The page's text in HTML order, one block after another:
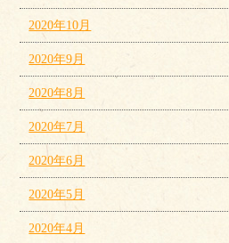
2020年10月
2020年9月
2020年8月
2020年7月
2020年6月
2020年5月
2020年4月